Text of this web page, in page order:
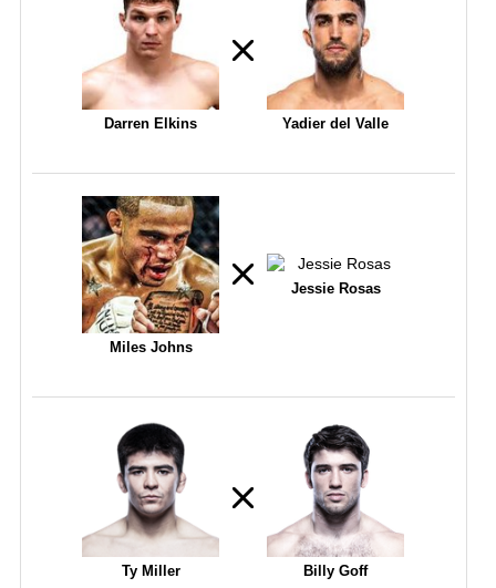
Darren Elkins Yadier del Valle
Miles Johns
Jessie Rosas
Ty Miller Billy Goff